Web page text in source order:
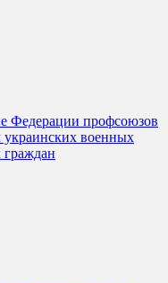
Федерации профсоюзов
украинских военных
граждан